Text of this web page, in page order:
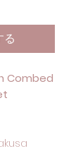
る
Combed